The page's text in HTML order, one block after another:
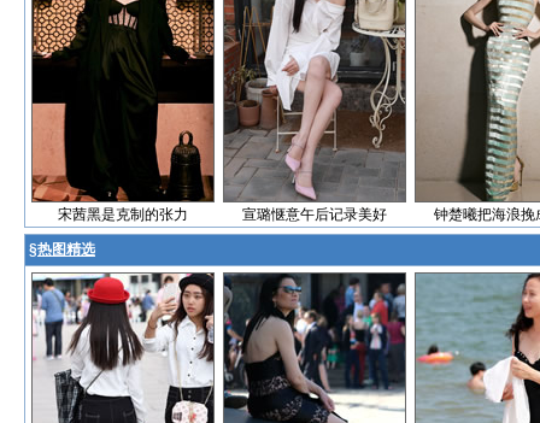
宋茜黑是克制的张力 宣璐惬意午后记录美好 钟楚曦把海浪挽
§热图精选